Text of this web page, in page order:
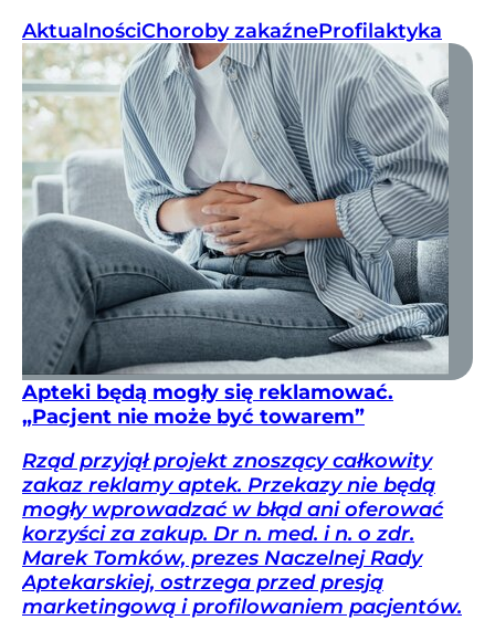
AktualnościChoroby zakaźneProfilaktyka
Apteki będą mogły się reklamować.
„Pacjent nie może być towarem”
Rząd przyjął projekt znoszący całkowity
zakaz reklamy aptek. Przekazy nie będą
mogły wprowadzać w błąd ani oferować
korzyści za zakup. Dr n. med. i n. o zdr.
Marek Tomków, prezes Naczelnej Rady
Aptekarskiej, ostrzega przed presją
marketingową i profilowaniem pacjentów.